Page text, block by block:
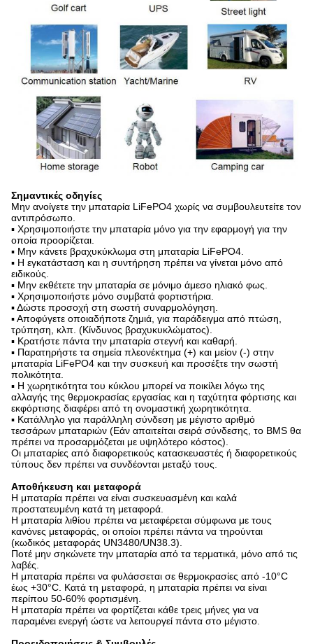
Σημαντικές οδηγίες
Μην ανοίγετε την μπαταρία LiFePO4 χωρίς να συμβουλευτείτε τον
αντιπρόσωπο.
▪ Χρησιμοποιήστε την μπαταρία μόνο για την εφαρμογή για την
οποία προορίζεται.
▪ Μην κάνετε βραχυκύκλωμα στη μπαταρία LiFePO4.
▪ Η εγκατάσταση και η συντήρηση πρέπει να γίνεται μόνο από
ειδικούς.
▪ Μην εκθέτετε την μπαταρία σε μόνιμο άμεσο ηλιακό φως.
▪ Χρησιμοποιήστε μόνο συμβατά φορτιστήρια.
▪ Δώστε προσοχή στη σωστή συναρμολόγηση.
▪ Αποφύγετε οποιαδήποτε ζημιά, για παράδειγμα από πτώση,
τρύπηση, κλπ. (Κίνδυνος βραχυκυκλώματος).
▪ Κρατήστε πάντα την μπαταρία στεγνή και καθαρή.
▪ Παρατηρήστε τα σημεία πλεονέκτημα (+) και μείον (-) στην
μπαταρία LiFePO4 και την συσκευή και προσέξτε την σωστή
πολικότητα.
▪ Η χωρητικότητα του κύκλου μπορεί να ποικίλει λόγω της
αλλαγής της θερμοκρασίας εργασίας και η ταχύτητα φόρτισης και
εκφόρτισης διαφέρει από τη ονομαστική χωρητικότητα.
▪ Κατάλληλο για παράλληλη σύνδεση με μέγιστο αριθμό
τεσσάρων μπαταριών (Εάν απαιτείται σειρά σύνδεσης, το BMS θα
πρέπει να προσαρμόζεται με υψηλότερο κόστος).
Οι μπαταρίες από διαφορετικούς κατασκευαστές ή διαφορετικούς
τύπους δεν πρέπει να συνδέονται μεταξύ τους.
Αποθήκευση και μεταφορά
Η μπαταρία πρέπει να είναι συσκευασμένη και καλά
προστατευμένη κατά τη μεταφορά.
Η μπαταρία λιθίου πρέπει να μεταφέρεται σύμφωνα με τους
κανόνες μεταφοράς, οι οποίοι πρέπει πάντα να τηρούνται
(κωδικός μεταφοράς UN3480/UN38.3).
Ποτέ μην σηκώνετε την μπαταρία από τα τερματικά, μόνο από τις
λαβές.
Η μπαταρία πρέπει να φυλάσσεται σε θερμοκρασίες από -10°C
έως +30°C. Κατά τη μεταφορά, η μπαταρία πρέπει να είναι
περίπου 50-60% φορτισμένη.
Η μπαταρία πρέπει να φορτίζεται κάθε τρεις μήνες για να
παραμένει ενεργή ώστε να λειτουργεί πάντα στο μέγιστο.